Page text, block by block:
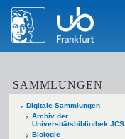
SAMMLUNGEN
Digitale Sammlungen
Archiv der
Universitätsbibliothek JCS
Biologie